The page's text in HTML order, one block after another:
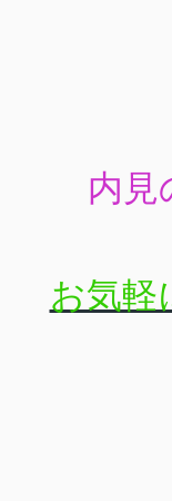
内見
お気軽